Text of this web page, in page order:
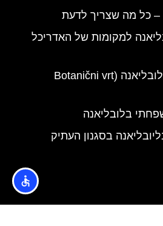
למקומות של האדריכל
הגנים הבוטניים של לובליאנה (Botanični vrt
בלובליאנה
בסגנון העתיק